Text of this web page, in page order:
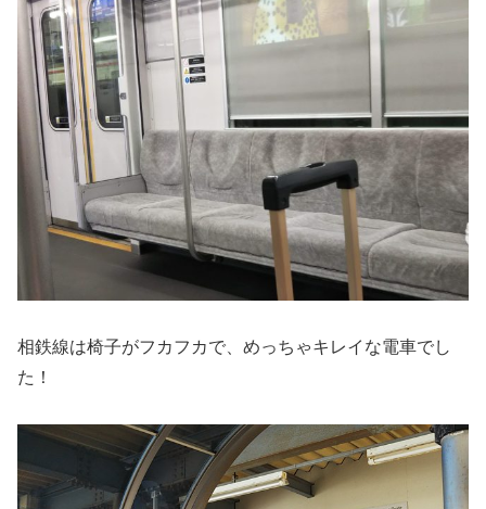
相鉄線は椅子がフカフカで、めっちゃキレイな電車でし
た！